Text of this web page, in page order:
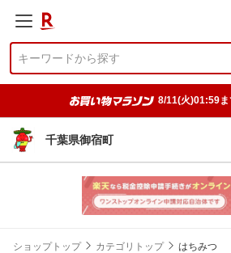
8/11(火)01:59ま
千葉県御宿町
ショップトップ カテゴリトップ はちみつ